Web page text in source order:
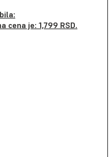
cena je: 1,799 RSD.